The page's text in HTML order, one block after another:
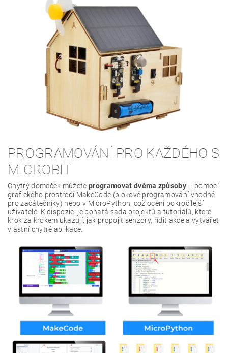
PROGRAMOVÁNÍ PRO KAŽDÉHO S
MICROBIT
Chytrý domeček můžeteprogramovat dvěma způsoby – pomocí
grafického prostředí MakeCode (blokové programování vhodné
pro začátečníky) nebo v MicroPython, což ocení pokročilejší
uživatelé. K dispozici je bohatá sada projektů a tutoriálů, které
krok za krokem ukazují, jak propojit senzory, řídit akce a vytvářet
vlastní chytré aplikace.